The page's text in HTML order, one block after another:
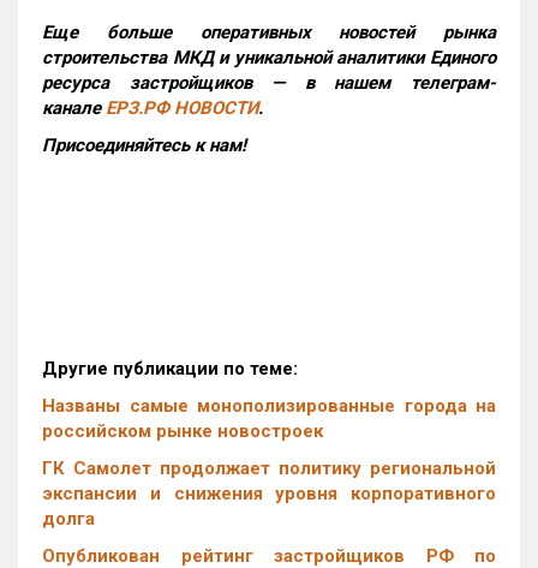
Еще больше оперативных новостей рынка
строительства МКД и уникальной аналитики Единого
ресурса застройщиков — в нашем телеграм-
канале ЕРЗ.РФ НОВОСТИ.
Присоединяйтесь к нам!
Другие публикации по теме:
Названы самые монополизированные города на
российском рынке новостроек
ГК Самолет продолжает политику региональной
экспансии и снижения уровня корпоративного
долга
Опубликован рейтинг застройщиков РФ по